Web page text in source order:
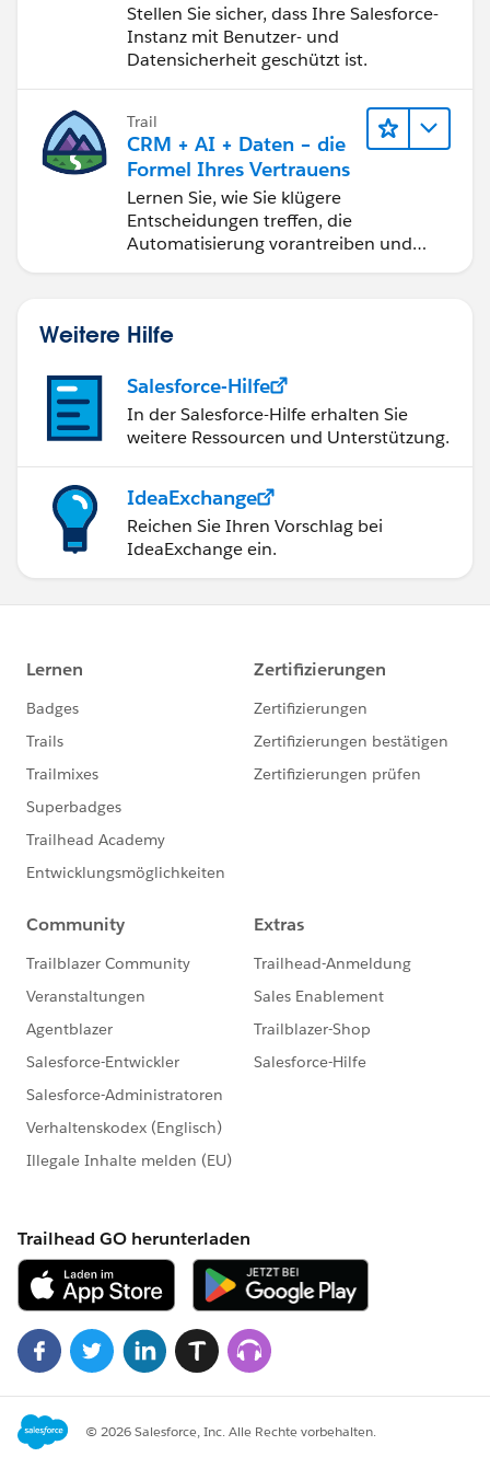
Stellen Sie sicher, dass Ihre Salesforce-
Instanz mit Benutzer- und
Datensicherheit geschützt ist.
Trail
CRM + AI + Daten – die
Formel Ihres Vertrauens
Lernen Sie, wie Sie klügere
Entscheidungen treffen, die
Automatisierung vorantreiben und
Weitere Hilfe
Salesforce-Hilfe
In der Salesforce-Hilfe erhalten Sie
weitere Ressourcen und Unterstützung.
IdeaExchange
Reichen Sie Ihren Vorschlag bei
IdeaExchange ein.